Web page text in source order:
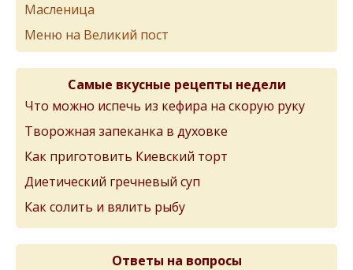
Масленица
Меню на Великий пост
Самые вкусные рецепты недели
Что можно испечь из кефира на скорую руку
Творожная запеканка в духовке
Как приготовить Киевский торт
Диетический гречневый суп
Как солить и вялить рыбу
Ответы на вопросы